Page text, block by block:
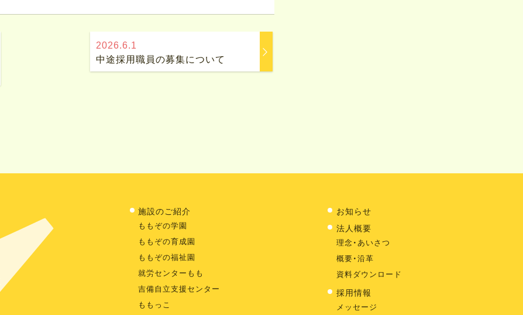
2026.6.1
中途採用職員の募集について
施設のご紹介
ももぞの学園
ももぞの育成園
ももぞの福祉園
就労センターもも
吉備自立支援センター
ももっこ
お知らせ
法人概要
理念・あいさつ
概要・沿革
資料ダウンロード
採用情報
メッセージ